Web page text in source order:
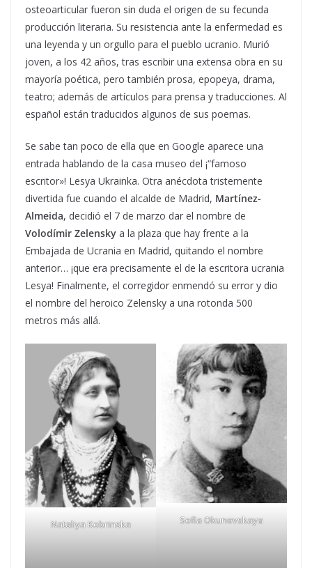
osteoarticular fueron sin duda el origen de su fecunda
producción literaria. Su resistencia ante la enfermedad es
una leyenda y un orgullo para el pueblo ucranio. Murió
joven, a los 42 años, tras escribir una extensa obra en su
mayoría poética, pero también prosa, epopeya, drama,
teatro; además de artículos para prensa y traducciones. Al
español están traducidos algunos de sus poemas.
Se sabe tan poco de ella que en Google aparece una
entrada hablando de la casa museo del ¡“famoso
escritor»! Lesya Ukrainka. Otra anécdota tristemente
divertida fue cuando el alcalde de Madrid, Martínez-
Almeida, decidió el 7 de marzo dar el nombre de
Volodímir Zelensky a la plaza que hay frente a la
Embajada de Ucrania en Madrid, quitando el nombre
anterior… ¡que era precisamente el de la escritora ucrania
Lesya! Finalmente, el corregidor enmendó su error y dio
el nombre del heroico Zelensky a una rotonda 500
metros más allá.
Nataliya Kobrinska Sofia Okunevskaya